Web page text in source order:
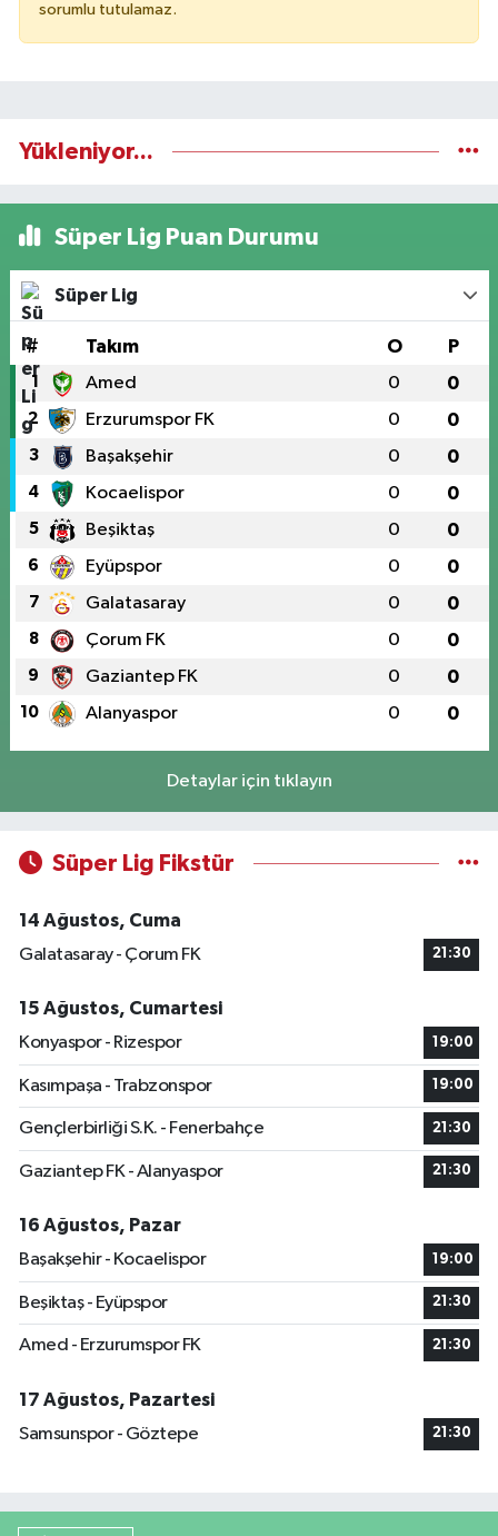
sorumlu tutulamaz.
Yükleniyor...
Süper Lig Puan Durumu
Süper Lig
# Takım O P
1 Amed 0 0
2 Erzurumspor FK 0 0
3 Başakşehir 0 0
4 Kocaelispor 0 0
5 Beşiktaş 0 0
6 Eyüpspor 0 0
7 Galatasaray 0 0
8 Çorum FK 0 0
9 Gaziantep FK 0 0
10 Alanyaspor 0 0
Detaylar için tıklayın
Süper Lig Fikstür
14 Ağustos, Cuma
Galatasaray - Çorum FK
21:30
15 Ağustos, Cumartesi
Konyaspor - Rizespor
19:00
Kasımpaşa - Trabzonspor 19:00
Gençlerbirliği S.K. - Fenerbahçe 21:30
Gaziantep FK - Alanyaspor 21:30
16 Ağustos, Pazar
Başakşehir - Kocaelispor
19:00
Beşiktaş - Eyüpspor 21:30
Amed - Erzurumspor FK 21:30
17 Ağustos, Pazartesi
Samsunspor - Göztepe
21:30